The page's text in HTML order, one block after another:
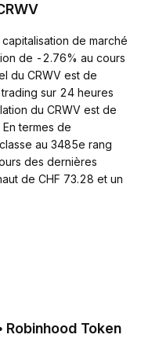
de marché
de -2.76% au cours
du CRWV est de
sur 24 heures
du CRWV est de
termes de
au 3485e rang
des dernières
de CHF 73.28 et un
Token